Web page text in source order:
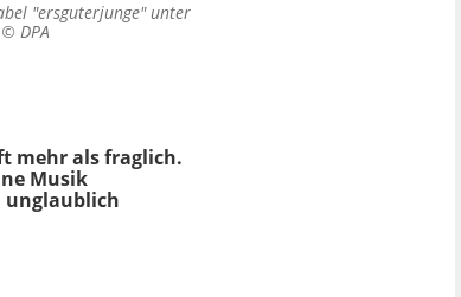
"ersguterjunge" unter
© DPA
mehr als fraglich.
Musik
unglaublich